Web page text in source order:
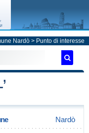
Nardò> Punto di interesse
Nardò